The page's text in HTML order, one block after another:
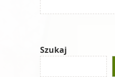
Szukaj